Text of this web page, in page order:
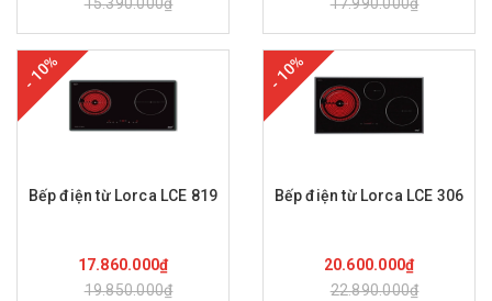
- 10%
Bếp điện từ Lorca LCE 819
17.860.000₫
19.850.000₫
- 10%
Bếp điện từ Lorca LCE 306
20.600.000₫
22.890.000₫